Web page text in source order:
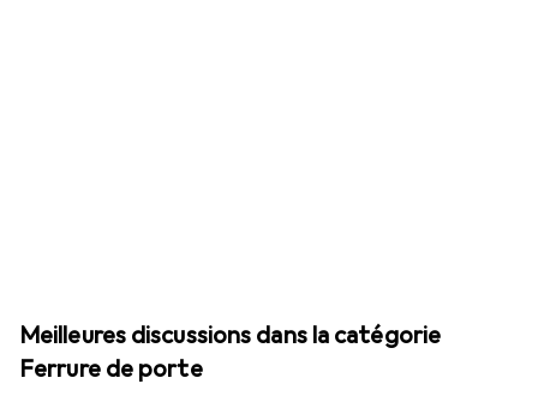
Meilleures discussions dans la catégorie
Ferrure de porte